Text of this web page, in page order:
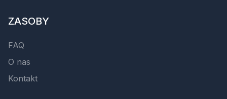
ZASOBY
FAQ
O nas
Kontakt